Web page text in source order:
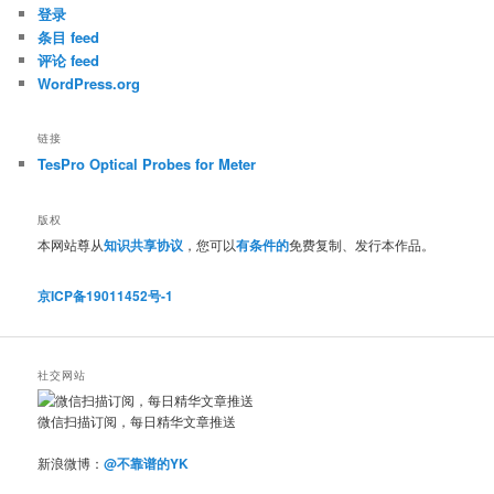
登录
条目 feed
评论 feed
WordPress.org
链接
TesPro Optical Probes for Meter
版权
本网站尊从知识共享协议 ，您可以有条件的免费复制、发行本作品。
京ICP备19011452号-1
社交网站
微信扫描订阅，每日精华文章推送
新浪微博：@不靠谱的YK